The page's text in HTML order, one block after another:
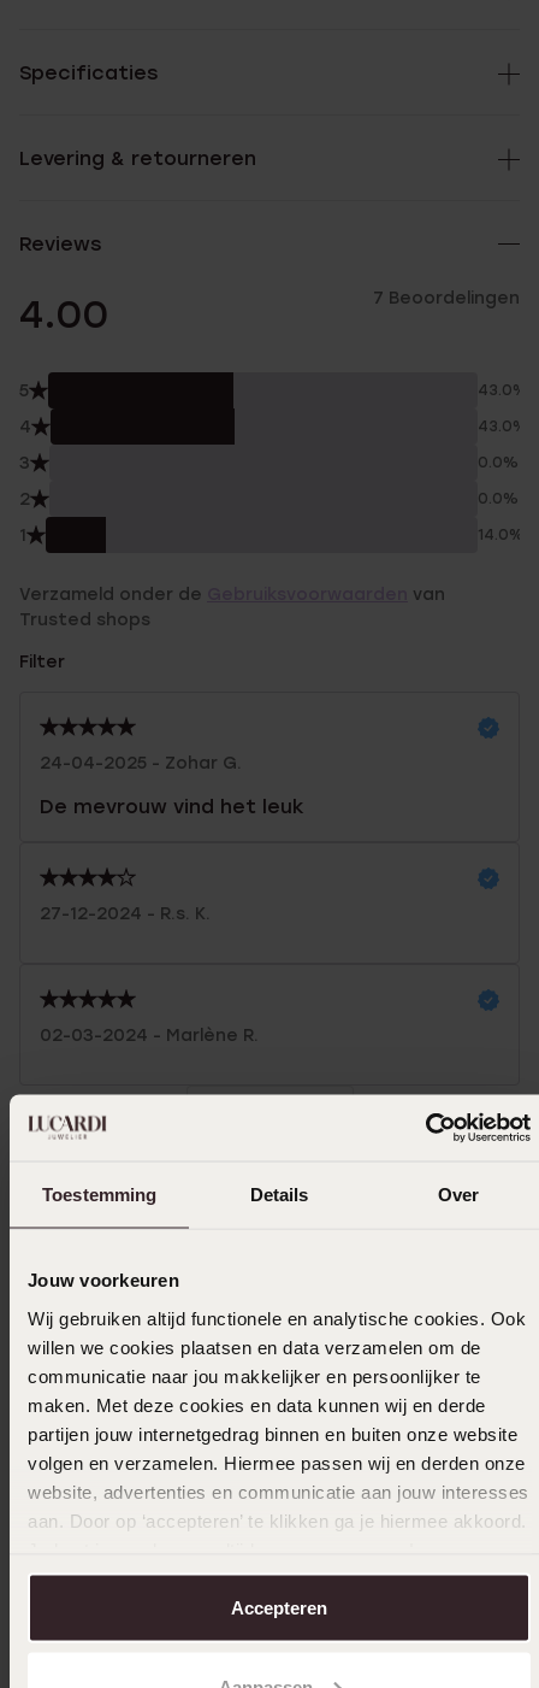
Toestemming Details Over
Jouw voorkeuren
Wij gebruiken altijd functionele en analytische cookies. Ook
willen we cookies plaatsen en data verzamelen om de
communicatie naar jou makkelijker en persoonlijker te
maken. Met deze cookies en data kunnen wij en derde
partijen jouw internetgedrag binnen en buiten onze website
volgen en verzamelen. Hiermee passen wij en derden onze
website, advertenties en communicatie aan jouw interesses
aan. Door op ‘accepteren’ te klikken ga je hiermee akkoord.
over in onscookiebeleid.
Accepteren
Specificaties
Levering & retourneren
Reviews
4.00 7 Beoordelingen
5 43.0%
4 43.0%
3 0.0%
2 0.0%
1 14.0%
Verzameld onder de
van
Trusted shops
Filter
24-04-2025 - Zohar G.
De mevrouw vind het leuk
27-12-2024 - R.s. K.
02-03-2024 - Marlène R.
Selecteer maat & bestel
Ook leuk voor jou